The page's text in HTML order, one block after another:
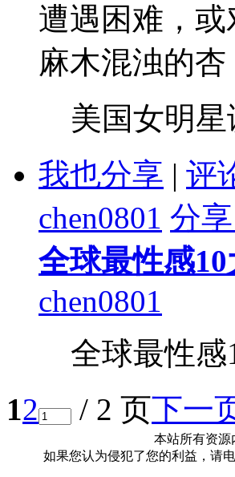
遭遇困难，
麻木混浊的杏
美国女明
我也分享 | 评
chen0801 分
全球最性感10
chen0801
全球最性感
12 / 2 页下一
本站所有资源
如果您认为侵犯了您的利益，请